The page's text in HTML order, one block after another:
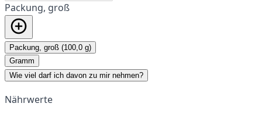
Packung, groß
Packung, groß (100,0 g)
Gramm
Wie viel darf ich davon zu mir nehmen?
Nährwerte